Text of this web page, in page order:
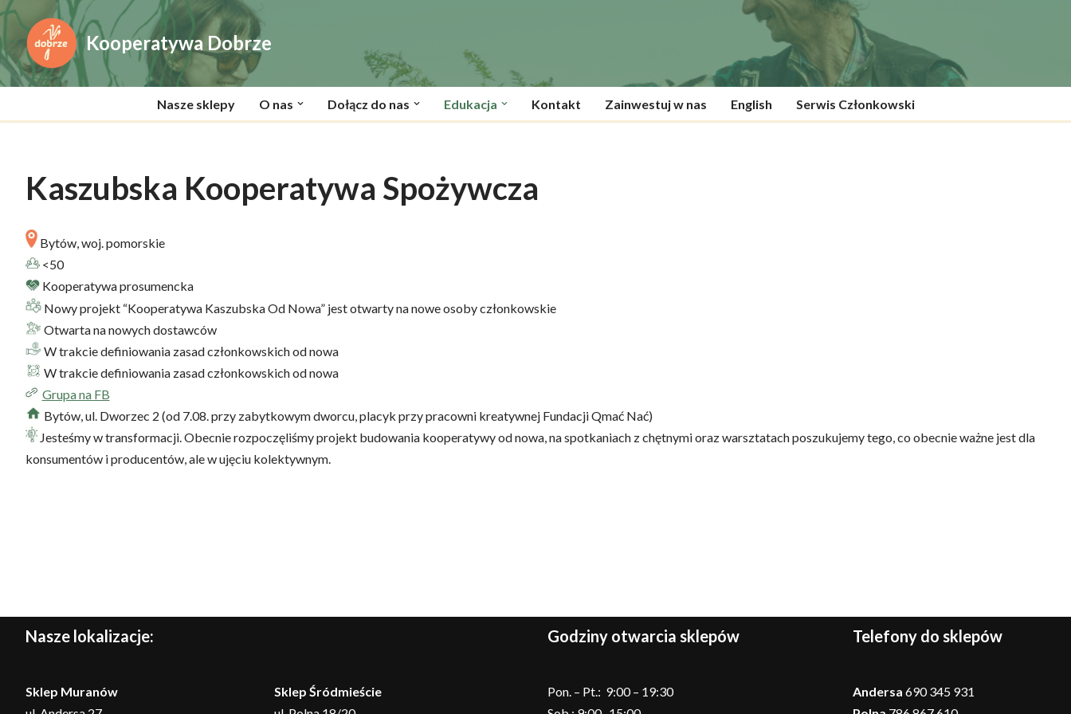
Przejdź
do
treści
Kooperatywa Dobrze
Nasze sklepy O nas Dołącz do nas Edukacja Kontakt Zainwestuj w nas English Serwis Członkowski
Kaszubska Kooperatywa Spożywcza
Bytów, woj. pomorskie
<50
Kooperatywa prosumencka
Nowy projekt “Kooperatywa Kaszubska Od Nowa” jest otwarty na nowe osoby członkowskie
Otwarta na nowych dostawców
W trakcie definiowania zasad członkowskich od nowa
W trakcie definiowania zasad członkowskich od nowa
Grupa na FB
Bytów, ul. Dworzec 2 (od 7.08. przy zabytkowym dworcu, placyk przy pracowni kreatywnej Fundacji Qmać Nać)
Jesteśmy w transformacji. Obecnie rozpoczęliśmy projekt budowania kooperatywy od nowa, na spotkaniach z chętnymi oraz warsztatach poszukujemy tego, co obecnie ważne jest dla
konsumentów i producentów, ale w ujęciu kolektywnym.
Nasze lokalizacje:
Sklep Muranów
Sklep Śródmieście
Godziny otwarcia sklepów
Pon. – Pt.: 9:00 – 19:30
Telefony do sklepów
Andersa 690 345 931